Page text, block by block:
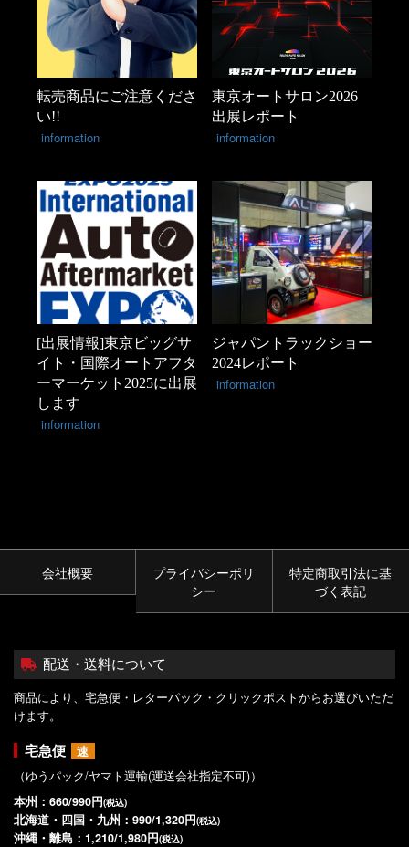
転売商品にご注意くださ
い!!
information
東京オートサロン2026
出展レポート
information
[出展情報]東京ビッグサ
イト・国際オートアフタ
ーマーケット2025に出展
します
information
ジャパントラックショー
2024レポート
information
会社概要
プライバシーポリ
シー
特定商取引法に基
づく表記
配送・送料について
商品により、宅急便・レターパック・クリックポストからお選びいただ
けます。
宅急便
速
（ゆうパック/ヤマト運輸(運送会社指定不可)）
本州：660/990円(税込)
北海道・四国・九州：990/1,320円(税込)
沖縄・離島：1,210/1,980円(税込)